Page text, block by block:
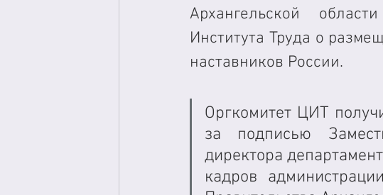
Архангельской
Института Труда о
наставников России.
Оргкомитет ЦИТ
за подписью
директора
кадров